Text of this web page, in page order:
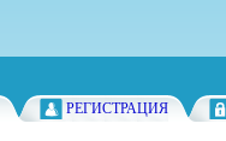
РЕГИСТРАЦИЯ